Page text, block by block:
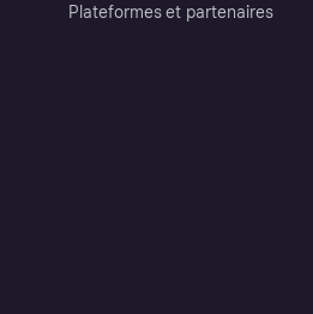
Plateformes et partenaires